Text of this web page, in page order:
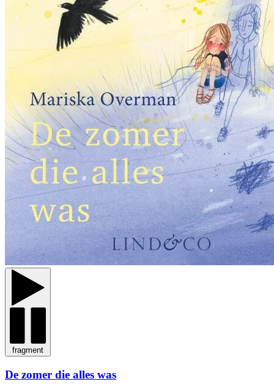
fragment
De zomer die alles was